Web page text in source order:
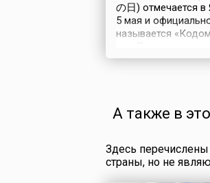
の日) отмечается в
5 мая и
называется
статус
сэкку» (Праздник
дня лошади). Это
лошадь
храбрость,
А также в
Здесь
страны, но не